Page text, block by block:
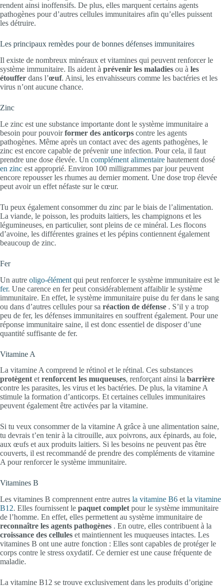
rendent ainsi inoffensifs. De plus, elles marquent certains agents
pathogènes pour d’autres cellules immunitaires afin qu’elles puissent
les détruire.
Les principaux remèdes pour de bonnes défenses immunitaires
Il existe de nombreux minéraux et vitamines qui peuvent renforcer le
système immunitaire. Ils aident à prévenir les maladies ou à les
étouffer dans l’œuf. Ainsi, les envahisseurs comme les bactéries et les
virus n’ont aucune chance.
Zinc
Le zinc est une substance importante dont le système immunitaire a
besoin pour pouvoirformer des anticorps contre les agents
pathogènes. Même après un contact avec des agents pathogènes, le
zinc est encore capable de prévenir une infection. Pour cela, il faut
prendre une dose élevée. Un complément alimentaire hautement dosé
en zinc est approprié. Environ 100 milligrammes par jour peuvent
encore repousser les rhumes au dernier moment. Une dose trop élevée
peut avoir un effet néfaste sur le cœur.
Tu peux également consommer du zinc par le biais de l’alimentation.
La viande, le poisson, les produits laitiers, les champignons et les
légumineuses, en particulier, sont pleins de ce minéral. Les flocons
d’avoine, les différentes graines et les pépins contiennent également
beaucoup de zinc.
Fer
Un autre oligo-élément qui peut renforcer le système immunitaire est le
fer. Une carence en fer peut considérablement affaiblir le système
immunitaire. En effet, le système immunitaire puise du fer dans le sang
ou dans d’autres cellules pour sa réaction de défense . S’il y a trop
peu de fer, les défenses immunitaires en souffrent également. Pour une
réponse immunitaire saine, il est donc essentiel de disposer d’une
quantité suffisante de fer.
Vitamine A
La vitamine A comprend le rétinol et le rétinal. Ces substances
protègent et renforcent les muqueuses, renforçant ainsi la barrière
contre les parasites, les virus et les bactéries. De plus, la vitamine A
stimule la formation d’anticorps. Et certaines cellules immunitaires
peuvent également être activées par la vitamine.
Si tu veux consommer de la vitamine A grâce à une alimentation saine,
tu devrais t’en tenir à la citrouille, aux poivrons, aux épinards, au foie,
aux œufs et aux produits laitiers. Si les besoins ne peuvent pas être
couverts, il est recommandé de prendre des compléments de vitamine
A pour renforcer le système immunitaire.
Vitamines B
Les vitamines B comprennent entre autres la vitamine B6 et la vitamine
B12. Elles fournissent le paquet complet pour le système immunitaire
de l’homme. En effet, elles permettent au système immunitaire de
reconnaître les agents pathogènes . En outre, elles contribuent à la
croissance des cellules et maintiennent les muqueuses intactes. Les
vitamines B ont une autre fonction : Elles sont capables de protéger le
corps contre le stress oxydatif. Ce dernier est une cause fréquente de
maladie.
La vitamine B12 se trouve exclusivement dans les produits d’origine